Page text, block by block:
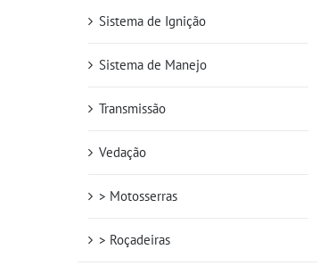
Sistema de Ignição
Sistema de Manejo
Transmissão
Vedação
> Motosserras
> Roçadeiras